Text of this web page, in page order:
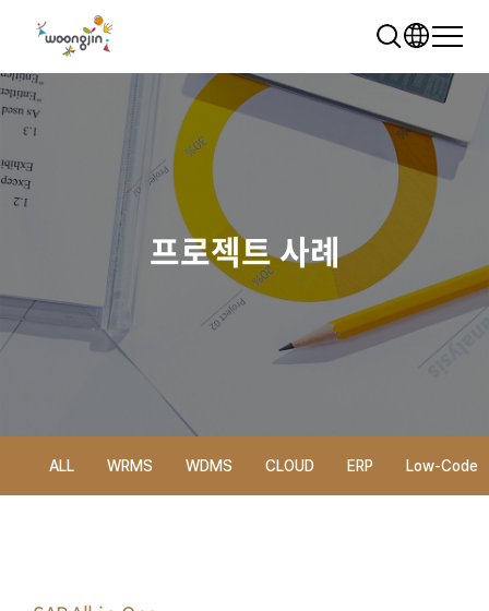
추천 검색어
WDMS
모빌리티 클라우드
프로젝트 사례
ALL WRMS WDMS CLOUD ERP Low-Code